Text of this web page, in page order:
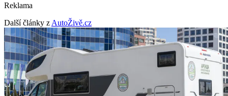
Reklama
Další články z AutoŽivě.cz